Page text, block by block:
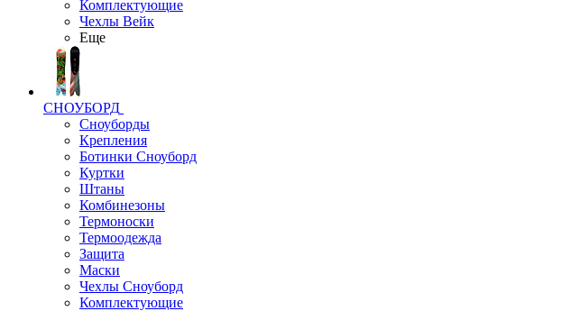
Комплектующие
Чехлы Вейк
Еще
СНОУБОРД
Сноуборды
Крепления
Ботинки Сноуборд
Куртки
Штаны
Комбинезоны
Термоноски
Термоодежда
Защита
Маски
Чехлы Сноуборд
Комплектующие